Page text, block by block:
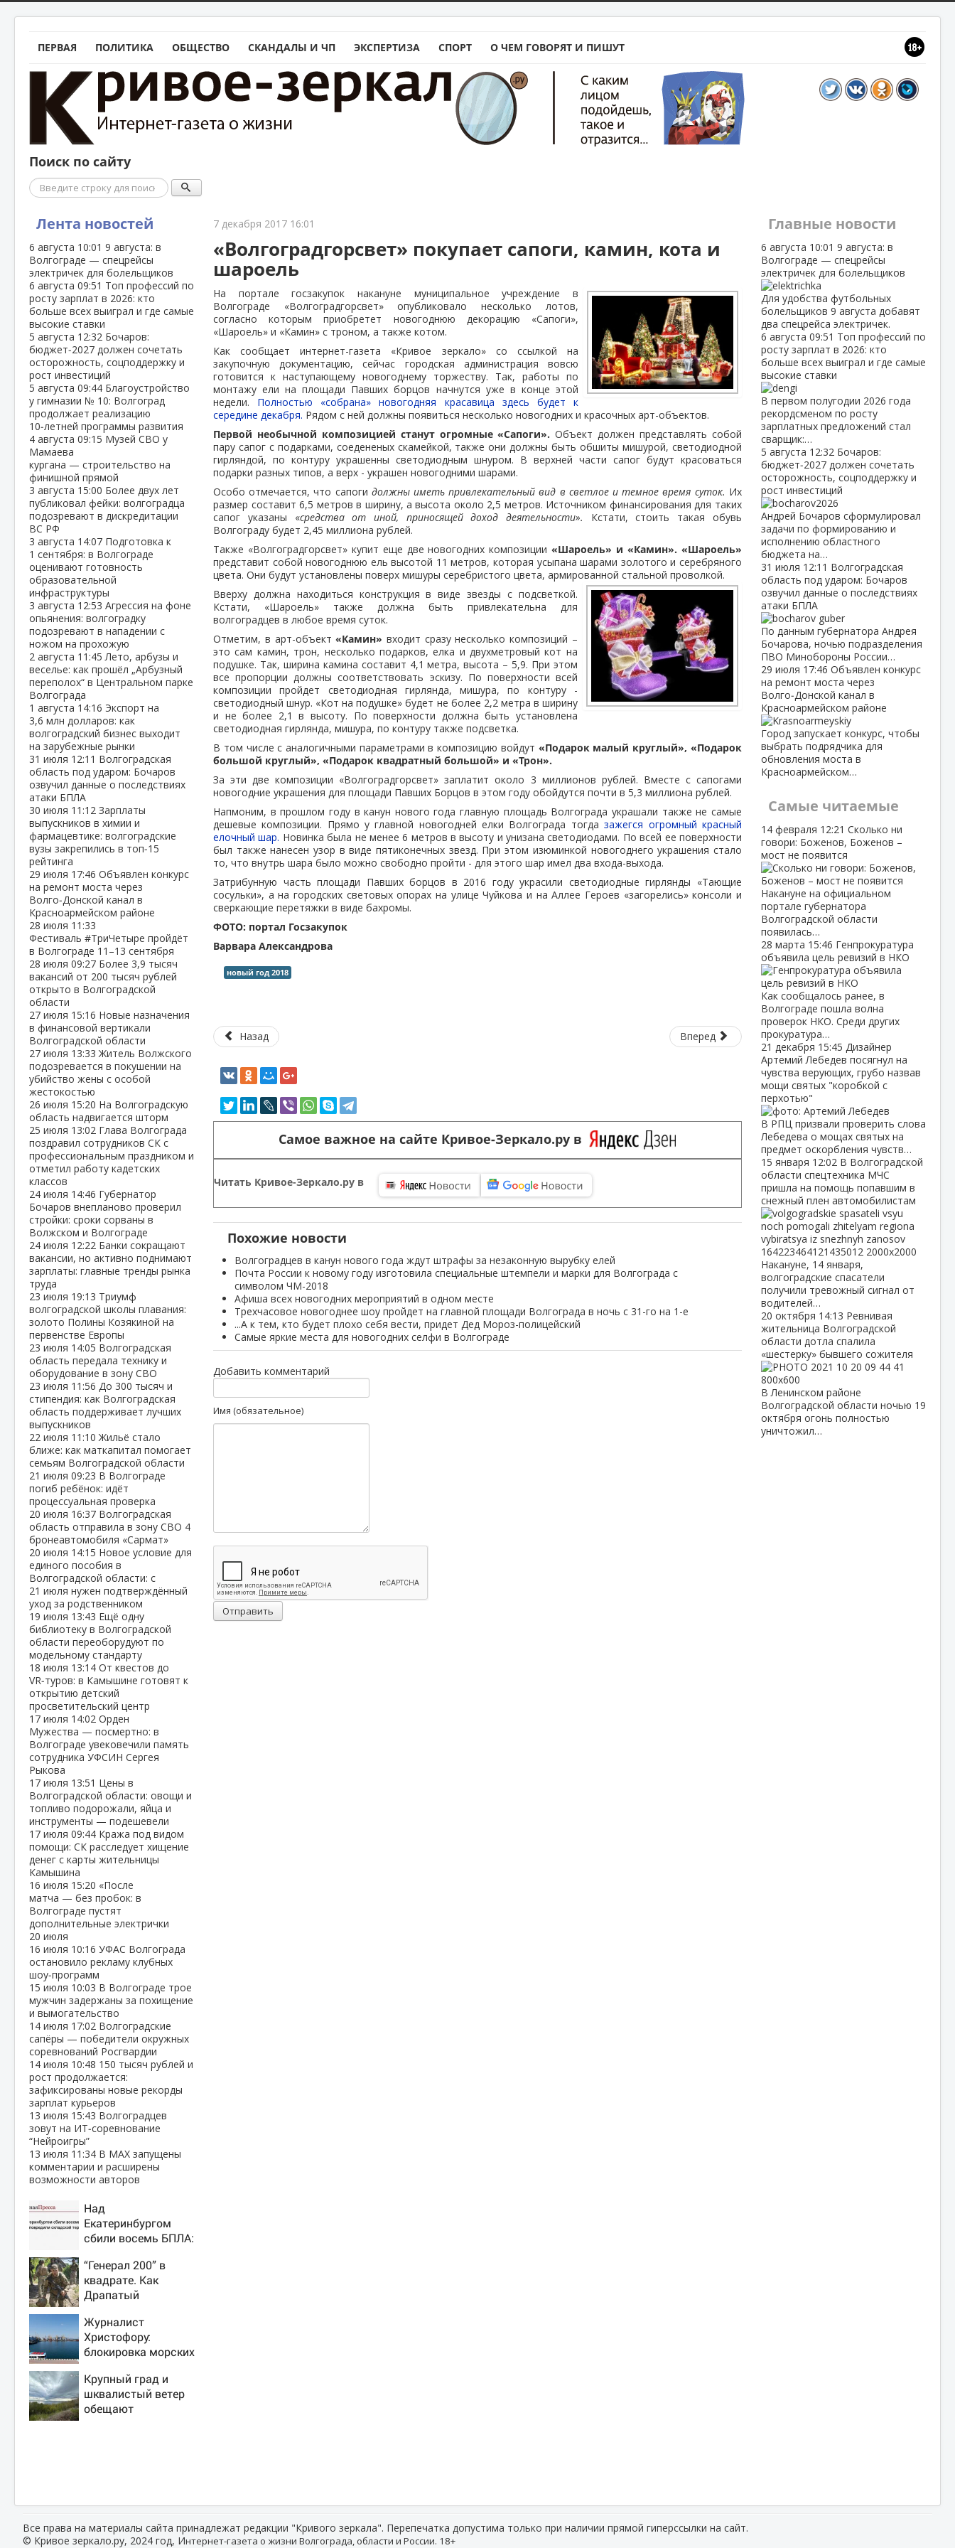
ПЕРВАЯ ПОЛИТИКА ОБЩЕСТВО СКАНДАЛЫ И ЧП ЭКСПЕРТИЗА СПОРТ О ЧЕМ ГОВОРЯТ И ПИШУТ
Поиск по сайту
Поиск
Лента новостей
6 августа 10:01 9 августа: в
Волгограде — спецрейсы
электричек для болельщиков
6 августа 09:51 Топ профессий по
росту зарплат в 2026: кто
больше всех выиграл и где самые
высокие ставки
5 августа 12:32 Бочаров:
бюджет‑2027 должен сочетать
осторожность, соцподдержку и
рост инвестиций
5 августа 09:44 Благоустройство
у гимназии № 10: Волгоград
продолжает реализацию
10‑летней программы развития
4 августа 09:15 Музей СВО у
Мамаева
кургана — строительство на
финишной прямой
3 августа 15:00 Более двух лет
публиковал фейки: волгоградца
подозревают в дискредитации
ВС РФ
3 августа 14:07 Подготовка к
1 сентября: в Волгограде
оценивают готовность
образовательной
инфраструктуры
3 августа 12:53 Агрессия на фоне
опьянения: волгоградку
подозревают в нападении с
ножом на прохожую
2 августа 11:45Лето, арбузы и
веселье: как прошёл „Арбузный
переполох“ в Центральном парке
Волгограда
1 августа 14:16 Экспорт на
3,6 млн долларов: как
волгоградский бизнес выходит
на зарубежные рынки
31 июля 12:11 Волгоградская
область под ударом: Бочаров
озвучил данные о последствиях
атаки БПЛА
30 июля 11:12 Зарплаты
выпускников в химии и
фармацевтике: волгоградские
вузы закрепились в топ‑15
рейтинга
29 июля 17:46 Объявлен конкурс
на ремонт моста через
Волго‑Донской канал в
Красноармейском районе
28 июля 11:33
Фестиваль #ТриЧетыре пройдёт
в Волгограде 11–13 сентября
28 июля 09:27 Более 3,9 тысяч
вакансий от 200 тысяч рублей
открыто в Волгоградской
области
27 июля 15:16 Новые назначения
в финансовой вертикали
Волгоградской области
27 июля 13:33Житель Волжского
подозревается в покушении на
убийство жены с особой
жестокостью
26 июля 15:20 На Волгоградскую
область надвигается шторм
25 июля 13:02 Глава Волгограда
поздравил сотрудников СК с
профессиональным праздником и
отметил работу кадетских
классов
24 июля 14:46 Губернатор
Бочаров внепланово проверил
стройки: сроки сорваны в
Волжском и Волгограде
24 июля 12:22 Банки сокращают
вакансии, но активно поднимают
зарплаты: главные тренды рынка
труда
23 июля 19:13 Триумф
волгоградской школы плавания:
золото Полины Козякиной на
первенстве Европы
23 июля 14:05 Волгоградская
область передала технику и
оборудование в зону СВО
23 июля 11:56 До 300 тысяч и
стипендия: как Волгоградская
область поддерживает лучших
выпускников
22 июля 11:10Жильё стало
ближе: как маткапитал помогает
семьям Волгоградской области
21 июля 09:23 В Волгограде
погиб ребёнок: идёт
процессуальная проверка
20 июля 16:37 Волгоградская
область отправила в зону СВО 4
бронеавтомобиля «Сармат»
20 июля 14:15 Новое условие для
единого пособия в
Волгоградской области: с
21 июля нужен подтверждённый
уход за родственником
19 июля 13:43 Ещё одну
библиотеку в Волгоградской
области переоборудуют по
модельному стандарту
18 июля 13:14 От квестов до
VR‑туров: в Камышине готовят к
открытию детский
просветительский центр
17 июля 14:02 Орден
Мужества — посмертно: в
Волгограде увековечили память
сотрудника УФСИН Сергея
Рыкова
17 июля 13:51 Цены в
Волгоградской области: овощи и
топливо подорожали, яйца и
инструменты — подешевели
17 июля 09:44 Кража под видом
помощи: СК расследует хищение
денег с карты жительницы
Камышина
16 июля 15:20 «После
матча — без пробок: в
Волгограде пустят
дополнительные электрички
20 июля
16 июля 10:16 УФАС Волгограда
остановило рекламу клубных
шоу‑программ
15 июля 10:03 В Волгограде трое
мужчин задержаны за похищение
и вымогательство
14 июля 17:02 Волгоградские
сапёры — победители окружных
соревнований Росгвардии
14 июля 10:48 150 тысяч рублей и
рост продолжается:
зафиксированы новые рекорды
зарплат курьеров
13 июля 15:43 Волгоградцев
зовут на ИТ‑соревнование
“Нейроигры”
13 июля 11:34 В МАХ запущены
комментарии и расширены
возможности авторов
Над
Екатеринбургом
сбили восемь БПЛА:
сотрудников
Wildberries
“Генерал 200” в
квадрате. Как
Драпатый
Сырского
Журналист
Христофору:
блокировка морских
катастрофа для
Украины
Крупный град и
шквалистый ветер
обещают
7 декабря 2017 16:01
«Волгоградгорсвет» покупает сапоги, камин, кота и
шароель
На портале госзакупок накануне муниципальное учреждение в
Волгограде «Волгоградгорсвет» опубликовало несколько лотов,
согласно которым приобретет новогоднюю декорацию «Сапоги»,
«Шароель» и «Камин» с троном, а также котом.
Как сообщает интернет-газета «Кривое зеркало» со ссылкой на
закупочную документацию, сейчас городская администрация вовсю
готовится к наступающему новогоднему торжеству. Так, работы по
монтажу ели на площади Павших борцов начнутся уже в конце этой
недели. Полностью «собрана» новогодняя красавица здесь будет к
середине декабря. Рядом с ней должны появиться несколько новогодних и красочных арт-объектов.
Первой необычной композицией станут огромные «Сапоги». Объект должен представлять собой
пару сапог с подарками, соедененых скамейкой, также они должны быть обшиты мишурой, светодиодной
гирляндой, по контуру украшенны светодиодным шнуром. В верхней части сапог будут красоваться
подарки разных типов, а верх - украшен новогодними шарами.
Особо отмечается, что сапоги должны иметь привлекательный вид в светлое и темное время суток. Их
размер составит 6,5 метров в ширину, а высота около 2,5 метров. Источником финансирования для таких
сапог указаны «средства от иной, приносящей доход деятельности».
Кстати, стоить такая обувь
Волгограду будет 2,45 миллиона рублей.
Также «Волгоградгорсвет» купит еще две новогодних композиции«Шароель» и «Камин». «Шароель»
представит собой новогоднюю ель высотой 11 метров, которая усыпана шарами золотого и серебряного
цвета. Они будут установлены поверх мишуры серебристого цвета, армированнойстальной проволкой.
Вверху должна находиться конструкция в виде звезды с подсветкой.
Кстати, «Шароель» также должна быть привлекательна для
волгоградцев в любое время суток.
Отметим, в арт-объект«Камин» входит сразу несколько композиций –
это сам камин, трон, несколько подарков, елка и двухметровый кот на
подушке. Так, ширина камина составит 4,1 метра, высота – 5,9. При этом
все пропорции должны соответствовать эскизу. По поверхности всей
композиции пройдет светодиодная гирлянда, мишура, по контуру -
светодиодный шнур. «Кот на подушке» будет не более 2,2 метра в ширину
и не более 2,1 в высоту. По поверхности должна быть установлена
светодиодная гирлянда, мишура, по контуру также подсветка.
В том числе с аналогичными параметрами в композицию войдут «Подарок малый круглый», «Подарок
большой круглый», «Подарок квадратный большой» и «Трон».
За эти две композиции «Волгоградгорсвет» заплатит около 3 миллионов рублей. Вместе с сапогами
новогодние украшения для площади Павших Борцов в этом году обойдутся почти в 5,3 миллиона рублей.
Напмоним, в прошлом году в канун нового года главную площадь Волгограда украшали также не самые
дешевые композиции. Прямо у главной новогодней елки Волгограда тогдазажегся огромный красный
елочный шар. Новинка была не менее 6 метров в высоту и унизана светодиодами. По всей ее поверхности
был также нанесен узор в виде пятиконечных звезд. При этом изюминкой новогоднего украшения стало
то, что внутрь шара было можно свободно пройти - для этого шар имел два входа-выхода.
Затрибунную часть площади Павших борцов в 2016 году украсили светодиодные гирлянды «Тающие
сосульки», а на городских световых опорах на улице Чуйкова и на Аллее Героев «загорелись» консоли и
сверкающие перетяжки в виде бахромы.
ФОТО: портал Госзакупок
Варвара Александрова
новый год 2018
Назад Вперед
Самое важное на сайте Кривое-Зеркало.ру в
Читать Кривое-Зеркало.ру в
Похожие новости
Волгоградцев в канун нового года ждут штрафы за незаконную вырубку елей
Почта России к новому году изготовила специальные штемпели и марки для Волгограда с
символом ЧМ-2018
Афиша всех новогодних мероприятий в одном месте
Трехчасовое новогоднее шоу пройдет на главной площади Волгограда в ночь с 31-го на 1-е
...А к тем, кто будет плохо себя вести, придет Дед Мороз-полицейский
Самые яркие места для новогодних селфи в Волгограде
Добавить комментарий
Имя (обязательное)
Отправить
Главные новости
6 августа 10:01 9 августа: в
Волгограде — спецрейсы
электричек для болельщиков
Для удобства футбольных
болельщиков 9 августа добавят
два спецрейса электричек.
6 августа 09:51 Топ профессий по
росту зарплат в 2026: кто
больше всех выиграл и где самые
высокие ставки
В первом полугодии 2026 года
рекордсменом по росту
зарплатных предложений стал
сварщик:…
5 августа 12:32 Бочаров:
бюджет‑2027 должен сочетать
осторожность, соцподдержку и
рост инвестиций
Андрей Бочаров сформулировал
задачи по формированию и
исполнению областного
бюджета на…
31 июля 12:11 Волгоградская
область под ударом: Бочаров
озвучил данные о последствиях
атаки БПЛА
По данным губернатора Андрея
Бочарова, ночью подразделения
ПВО Минобороны России…
29 июля 17:46 Объявлен конкурс
на ремонт моста через
Волго‑Донской канал в
Красноармейском районе
Город запускает конкурс, чтобы
выбрать подрядчика для
обновления моста в
Красноармейском…
Самые читаемые
14 февраля 12:21 Сколько ни
говори: Боженов, Боженов –
мост не появится
Накануне на официальном
портале губернатора
Волгоградской области
появилась…
28 марта 15:46 Генпрокуратура
объявила цель ревизий в НКО
Как сообщалось ранее, в
Волгограде пошла волна
проверок НКО. Среди других
прокуратура…
21 декабря 15:45 Дизайнер
Артемий Лебедев посягнул на
чувства верующих, грубо назвав
мощи святых "коробкой с
перхотью"
В РПЦ призвали проверить слова
Лебедева о мощах святых на
предмет оскорбления чувств…
15 января 12:02 В Волгоградской
области спецтехника МЧС
пришла на помощь попавшим в
снежный плен автомобилистам
Накануне, 14 января,
волгоградские спасатели
получили тревожный сигнал от
водителей…
20 октября 14:13 Ревнивая
жительница Волгоградской
области дотла спалила
«шестерку» бывшего сожителя
В Ленинском районе
Волгоградской области ночью 19
октября огонь полностью
уничтожил…
Все права на материалы сайта принадлежат редакции "Кривого зеркала". Перепечатка допустима только при наличии прямой гиперссылки на сайт.
© Кривое зеркало.ру, 2024 год, Интернет-газета о жизни Волгограда, области и России. 18+